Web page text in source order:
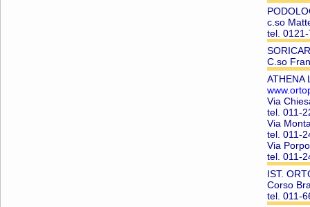
c.so
tel.
C.so
ATHENA
Via
tel. 011-
Via
tel. 011-
Via
tel. 011-
IST.
Corso
tel. 011-